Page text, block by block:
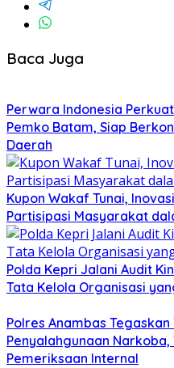
Baca Juga
Perwara Indonesia
Pemko Batam, Siap
Daerah
Kupon Wakaf Tunai,
Partisipasi Masyarakat
Polda Kepri Jalani Audit
Tata Kelola Organisasi
Polres Anambas
Penyalahgunaan
Pemeriksaan Internal